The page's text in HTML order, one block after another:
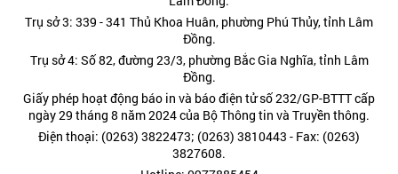
Trụ sở 3: 339 - 341 Thủ Khoa Huân, phường Phú Thủy, tỉnh Lâm
Đồng.
Trụ sở 4: Số 82, đường 23/3, phường Bắc Gia Nghĩa, tỉnh Lâm
Đồng.
Giấy phép hoạt động báo in và báo điện tử số 232/GP-BTTT cấp
ngày 29 tháng 8 năm 2024 của Bộ Thông tin và Truyền thông.
Điện thoại: (0263) 3822473; (0263) 3810443 - Fax: (0263)
3827608.